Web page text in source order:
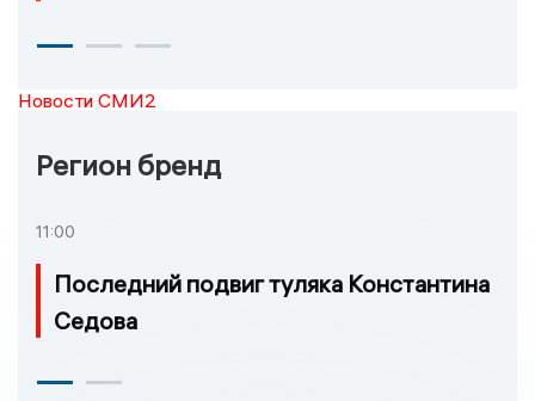
Новости СМИ2
Регион бренд
11:00
Последний подвиг туляка Константина
Седова